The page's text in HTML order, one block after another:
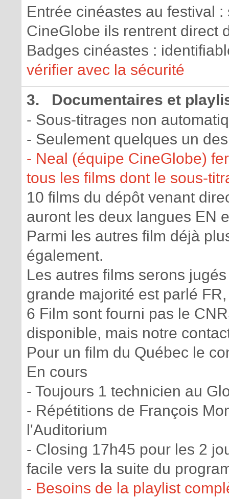
Entrée cinéastes au festival
CineGlobe ils rentrent direct
Badges cinéastes :
vérifier avec la sécurité
3. Documentaires et
- Sous-titrages non
- Seulement quelques un
- Neal (équipe CineGlobe)
tous les films dont le sous-
10 films du dépôt venant
auront les deux langues EN
Parmi les autres film déjà
également.
Les autres films serons
grande majorité est parlé
6 Film sont fourni pas le
disponible, mais notre
Pour un film du Québec le
En cours
- Toujours 1 technicien au
- Répétitions de François
l'Auditorium
- Closing 17h45 pour les 2
facile vers la suite du
- Besoins de la playlist